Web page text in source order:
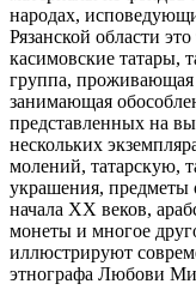
народах,
Рязанской области
касимовские татары,
группа, проживающая
занимающая
представленных на
нескольких
молений, татарскую,
украшения, предметы
начала XX веков,
монеты и многое
иллюстрируют
этнографа Любови